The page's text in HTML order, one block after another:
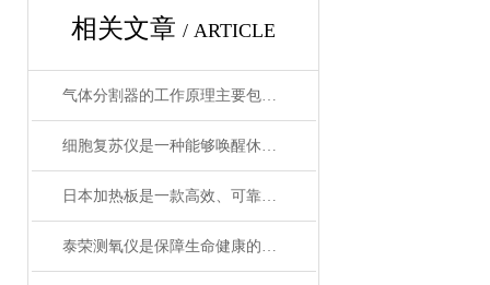
相关文章 / ARTICLE
气体分割器的工作原理主要包括以下3个方面
细胞复苏仪是一种能够唤醒休眠状态细胞的创新设备
日本加热板是一款高效、可靠的加热设备
泰荣测氧仪是保障生命健康的重要工具